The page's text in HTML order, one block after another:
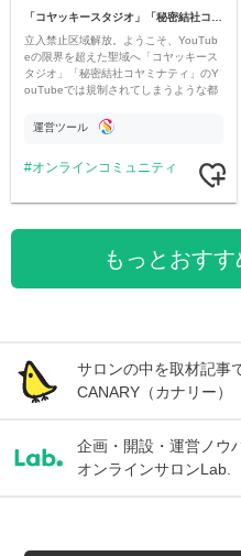
立入禁止区域解放。ようこそ、YouTub
eの限界を超えた聖域へ「コヤッキース
タジオ」「秘密結社コヤミナティ」のY
ouTubeでは規制されてしまうような都
公開。
運営ツール
オンラインコミュニティ
もっとおす
サロンの中を取材記事
CANARY（カナリー）
企画・開設・運営ノウ
オンラインサロンLab.